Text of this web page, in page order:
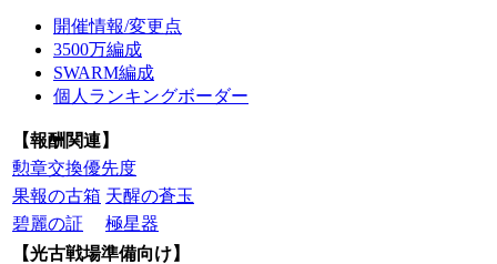
開催情報/変更点
3500万編成
SWARM編成
個人ランキングボーダー
【報酬関連】
勲章交換優先度
果報の古箱 天醒の蒼玉
碧麗の証
極星器
【光古戦場準備向け】